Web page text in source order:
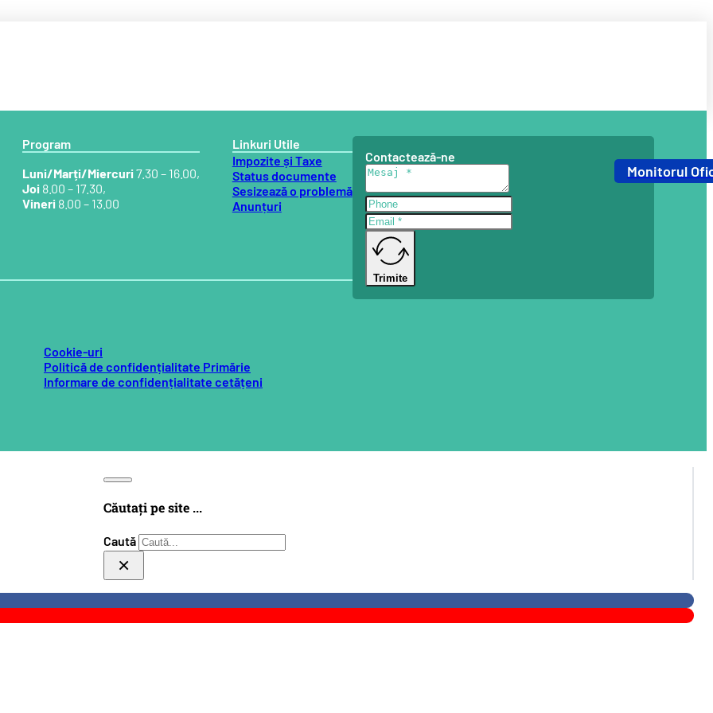
Căutați pe site ...
Caută
×
Monitorul
Program
Luni/Marți/Miercuri7.30 – 16.00,
Joi8.00 – 17.30,
Vineri8.00 – 13.00
Linkuri Utile
Impozite și Taxe
Status documente
Sesizează o problemă
Anunțuri
Cookie-uri
Politică de confidențialitate Primărie
Informare de confidențialitate cetățeni
Contactează-ne
Trimite